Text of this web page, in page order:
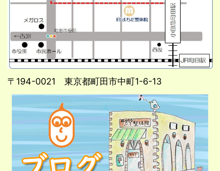
〒194-0021 東京都町田市中町1-6-13